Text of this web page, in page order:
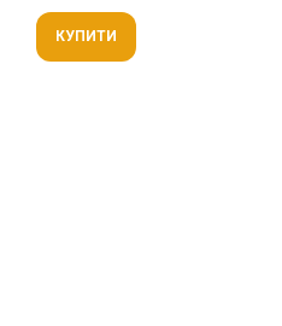
КУПИТИ